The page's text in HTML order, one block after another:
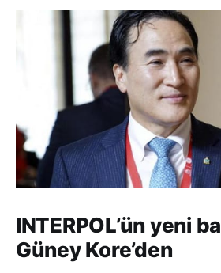
INTERPOL’ün yeni
Güney Kore’den